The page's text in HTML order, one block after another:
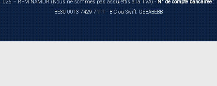
025 – RPM NAMUR (Nous ne sommes pas assujettis à la TVA) -N° de compte bancairee :
BE30 0013 7429 7111 - BIC ou Swift: GEBABEBB